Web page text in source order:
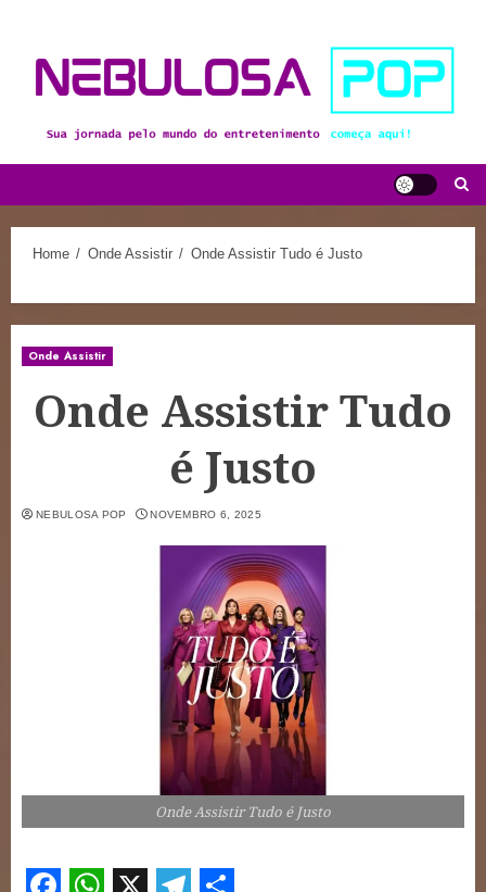
content
Home Onde Assistir Onde Assistir Tudo é Justo
Onde Assistir
Onde Assistir Tudo
é Justo
NEBULOSA POP NOVEMBRO 6, 2025
Onde Assistir Tudo é Justo